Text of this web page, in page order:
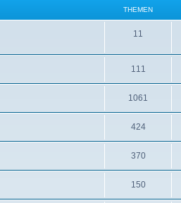
THEMEN
11
111
1061
424
370
150